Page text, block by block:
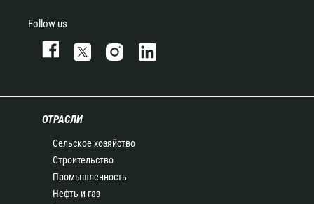
Follow us
ОТРАСЛИ
Сельское хозяйство
Строительство
Промышленность
Нефть и газ